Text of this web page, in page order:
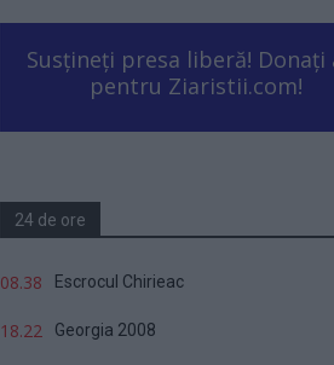
Susțineți presa liberă! Donați
pentru Ziaristii.com!
24 de ore
08.38 Escrocul Chirieac
18.22 Georgia 2008